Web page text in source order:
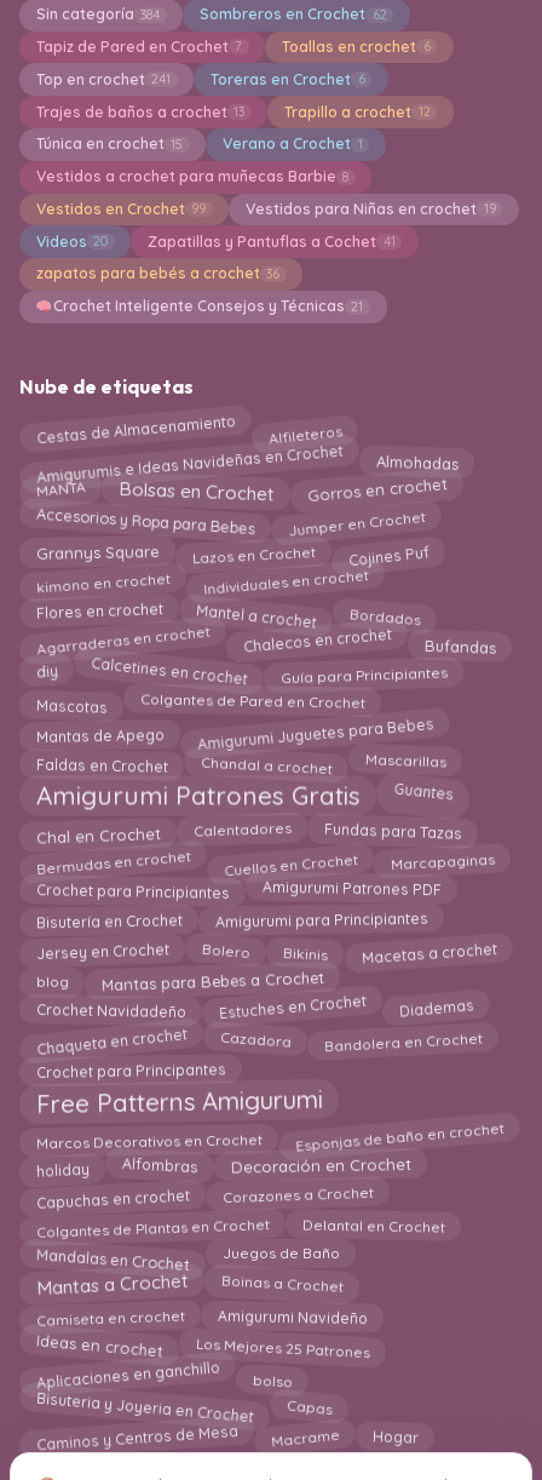
Sin categoría 384 Sombreros en Crochet 62
Tapiz de Pared en Crochet 7 Toallas en crochet 6
Top en crochet 241 Toreras en Crochet 6
Trajes de baños a crochet 13 Trapillo a crochet 12
Túnica en crochet 15 Verano a Crochet 1
Vestidos a crochet para muñecas Barbie 8
Vestidos en Crochet 99 Vestidos para Niñas en crochet 19
Videos 20 Zapatillas y Pantuflas a Cochet 41
zapatos para bebés a crochet 36
Crochet Inteligente Consejos y Técnicas 21
Nube de etiquetas
Cestas de Almacenamiento Alfileteros
Amigurumis e Ideas Navideñas en Crochet Almohadas
MANTA Bolsas en Crochet Gorros en crochet
Accesorios y Ropa para Bebes Jumper en Crochet
Grannys Square Lazos en Crochet Cojines Puf
kimono en crochet Individuales en crochet
Flores en crochet Mantel a crochet Bordados
Agarraderas en crochet Chalecos en crochet Bufandas
diy Calcetines en crochet Guía para Principiantes
Mascotas Colgantes de Pared en Crochet
Mantas de Apego Amigurumi Juguetes para Bebes
Faldas en Crochet Chandal a crochet Mascarillas
Amigurumi Patrones Gratis Guantes
Chal en Crochet Calentadores Fundas para Tazas
Bermudas en crochet Cuellos en Crochet Marcapaginas
Crochet para Principiantes Amigurumi Patrones PDF
Bisutería en Crochet Amigurumi para Principiantes
Jersey en Crochet Bolero Bikinis Macetas a crochet
blog Mantas para Bebes a Crochet
Crochet Navidadeño Estuches en Crochet Diademas
Chaqueta en crochet Cazadora Bandolera en Crochet
Crochet para Principantes
Free Patterns Amigurumi
Marcos Decorativos en Crochet Esponjas de baño en crochet
holiday Alfombras Decoración en Crochet
Capuchas en crochet Corazones a Crochet
Colgantes de Plantas en Crochet Delantal en Crochet
Mandalas en Crochet Juegos de Baño
Mantas a Crochet Boinas a Crochet
Camiseta en crochet Amigurumi Navideño
Ideas en crochet Los Mejores 25 Patrones
Aplicaciones en ganchillo bolso
Bisuteria y Joyeria en Crochet Capas
Caminos y Centros de Mesa Macrame Hogar